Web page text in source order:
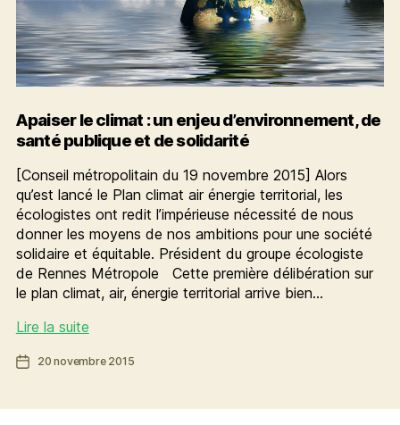
Apaiser le climat : un enjeu d’environnement, de
santé publique et de solidarité
[Conseil métropolitain du 19 novembre 2015] Alors
qu’est lancé le Plan climat air énergie territorial, les
écologistes ont redit l’impérieuse nécessité de nous
donner les moyens de nos ambitions pour une société
solidaire et équitable. Président du groupe écologiste
de Rennes Métropole Cette première délibération sur
le plan climat, air, énergie territorial arrive bien…
Lire la suiteApaiser
climat
un
Date20 novembre 2015